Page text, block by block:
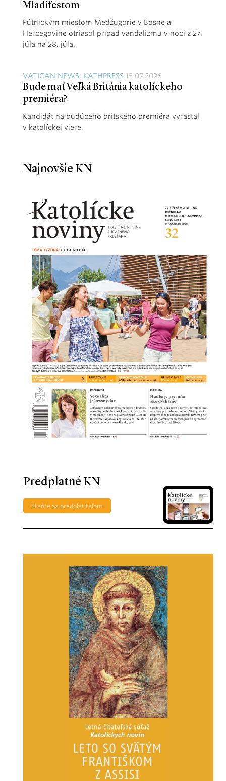
Mladifestom
Pútnickým miestom Medžugorie v Bosne a
Hercegovine otriasol prípad vandalizmu v noci z 27.
júla na 28. júla.
VATICAN NEWS, KATHPRESS 15.07.2026
Bude mať Veľká Británia katolíckeho
premiéra?
Kandidát na budúceho britského premiéra vyrastal
v katolíckej viere.
Najnovšie KN
Predplatné KN
Staňte sa predplatiteľom